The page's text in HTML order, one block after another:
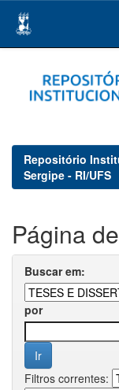
navigation
Repositório
Sergipe - RI/UFS
Página
Buscar em:
por
Filtros correntes: